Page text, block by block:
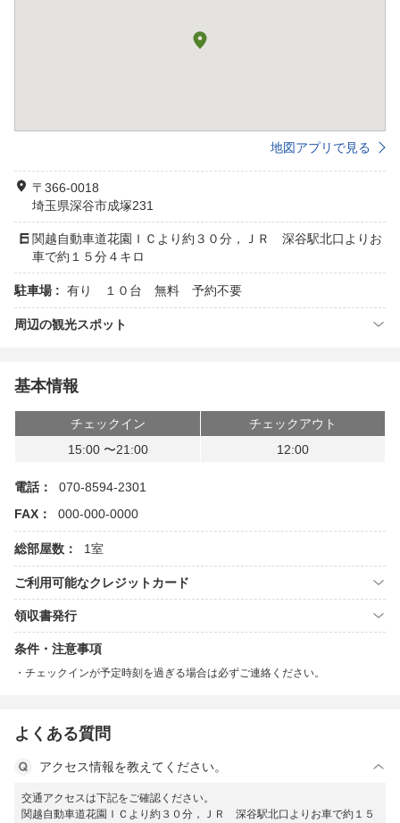
地図アプリで見る
〒366-0018
埼玉県深谷市成塚231
関越自動車道花園ＩＣより約３０分，ＪＲ 深谷駅北口よりお
車で約１５分４キロ
駐車場 : 有り １０台 無料 予約不要
周辺の観光スポット
基本情報
チェックイン
チェックアウト
15:00 〜21:00
12:00
電話：
070-8594-2301
FAX：
000-000-0000
総部屋数： 1室
ご利用可能なクレジットカード
領収書発行
条件・注意事項
チェックインが予定時刻を過ぎる場合は必ずご連絡ください。
よくある質問
アクセス情報を教えてください。
交通アクセスは下記をご確認ください。
関越自動車道花園ＩＣより約３０分，ＪＲ 深谷駅北口よりお車で約１５